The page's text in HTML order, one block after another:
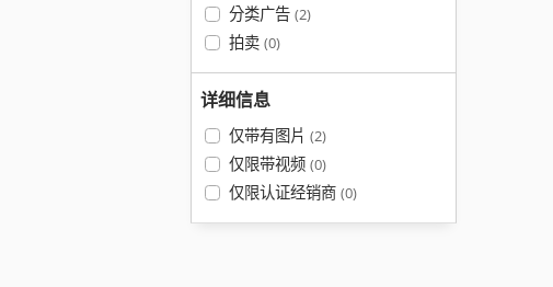
分类广告 (2)
拍卖 (0)
详细信息
仅带有图片 (2)
仅限带视频 (0)
仅限认证经销商 (0)